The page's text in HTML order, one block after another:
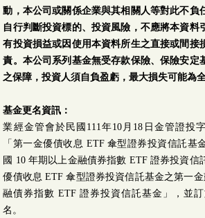
動，本公司或關係企業與其相關人等對此不負
自行判斷投資標的、投資風險，不應將本資料
有投資損益或因使用本資料所生之直接或間接
責。本公司系列基金無受存款保險、保險安定
之保障，投資人須自負盈虧，最大損失可能為全
基金更名資訊：
業經金管會於民國111年10月18日金管證投
「第一金優債收息 ETF 傘型證券投資信託基
國 10 年期以上金融債券指數 ETF 證券投資信
優債收息 ETF 傘型證券投資信託基金之第一
融債券指數 ETF 證券投資信託基金」，並訂
名。